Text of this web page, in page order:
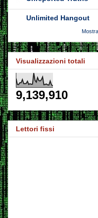
Unlimited Hangout
Visualizzazioni totali
9,139,910
Lettori fissi